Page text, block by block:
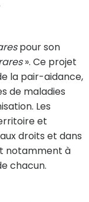
pour son
». Ce projet
la pair-aidance,
de maladies
Les
et
droits et dans
notamment à
chacun.